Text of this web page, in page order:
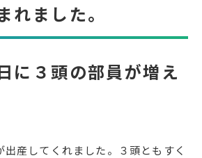
学校パンフレット
校長室より
本校のPTA活動
れました。
に３頭の部員が増え
産してくれました。３頭ともすく